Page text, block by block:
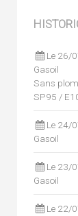
Le 26/
Gasoil
Sans
SP95 /
Le 24/
Gasoil
Le 23/
Gasoil
Le 22/